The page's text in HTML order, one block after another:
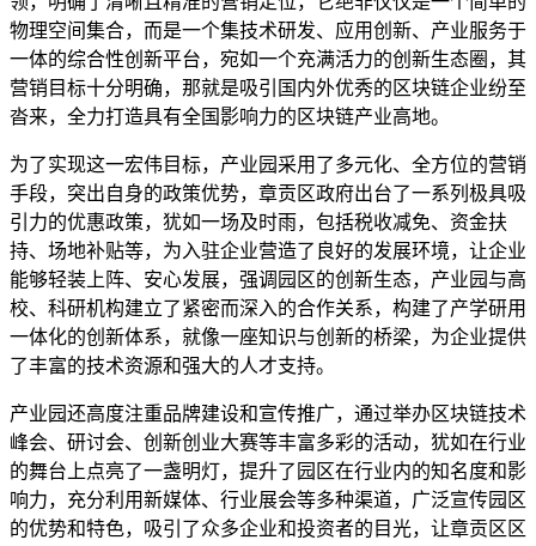
物理空间集合，而是一个集技术研发、应用创新、产业服务于
一体的综合性创新平台，宛如一个充满活力的创新生态圈，其
营销目标十分明确，那就是吸引国内外优秀的区块链企业纷至
沓来，全力打造具有全国影响力的区块链产业高地。
为了实现这一宏伟目标，产业园采用了多元化、全方位的营销
手段，突出自身的政策优势，章贡区政府出台了一系列极具吸
引力的优惠政策，犹如一场及时雨，包括税收减免、资金扶
持、场地补贴等，为入驻企业营造了良好的发展环境，让企业
能够轻装上阵、安心发展，强调园区的创新生态，产业园与高
校、科研机构建立了紧密而深入的合作关系，构建了产学研用
一体化的创新体系，就像一座知识与创新的桥梁，为企业提供
了丰富的技术资源和强大的人才支持。
产业园还高度注重品牌建设和宣传推广，通过举办区块链技术
峰会、研讨会、创新创业大赛等丰富多彩的活动，犹如在行业
的舞台上点亮了一盏明灯，提升了园区在行业内的知名度和影
响力，充分利用新媒体、行业展会等多种渠道，广泛宣传园区
的优势和特色，吸引了众多企业和投资者的目光，让章贡区区